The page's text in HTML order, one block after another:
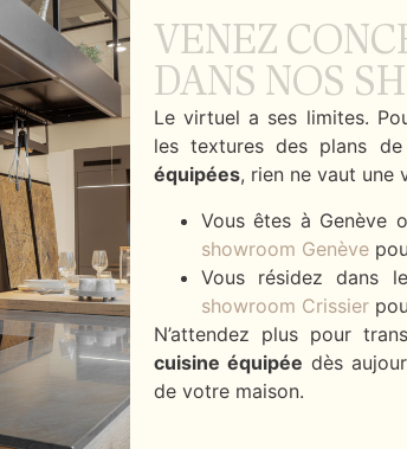
VENEZ
DANS NOS
Le virtuel a ses limites.
les textures des plans
équipées, rien ne vaut une
Vous êtes à Genève
showroom Genève
Vous résidez dans
showroom Crissier
N’attendez plus pour
cuisine équipée dès
de votre maison.